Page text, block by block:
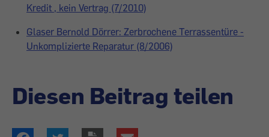
Kredit , kein Vertrag (7/2010)
Glaser Bernold Dörrer: Zerbrochene Terrassentüre -
Unkomplizierte Reparatur (8/2006)
Diesen Beitrag teilen